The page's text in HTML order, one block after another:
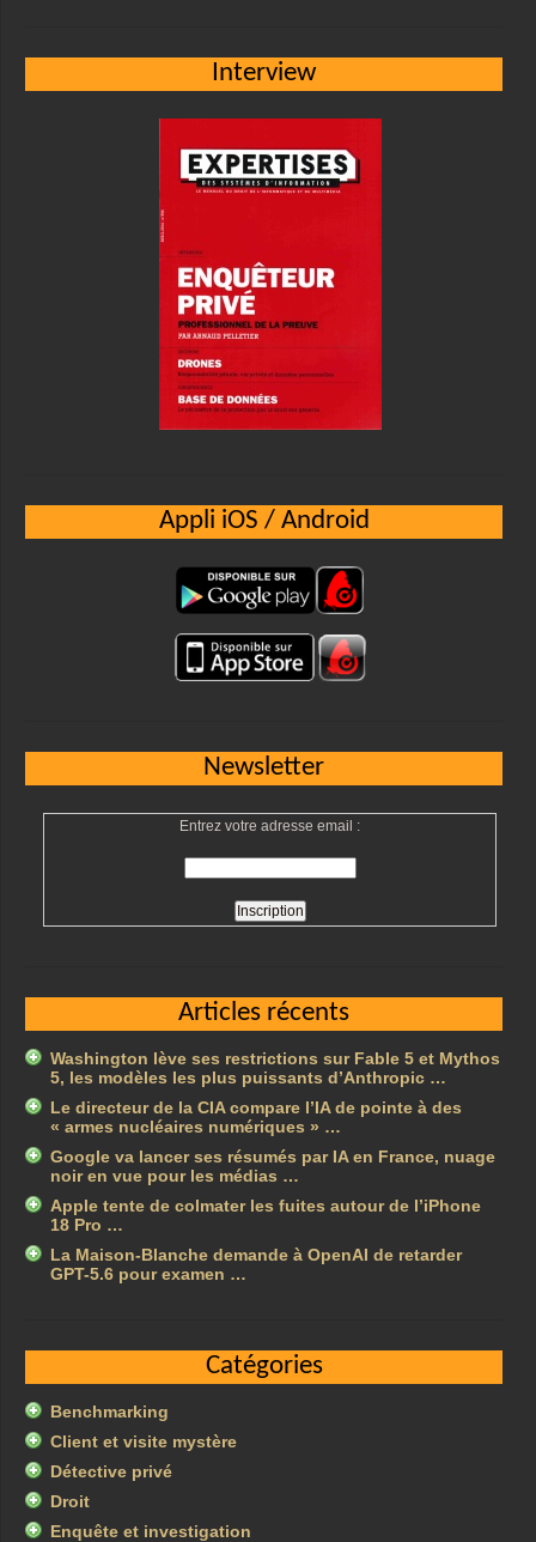
Interview
Appli iOS / Android
Newsletter
Entrez votre adresse email :
Articles récents
Washington lève ses restrictions sur Fable 5 et Mythos
5, les modèles les plus puissants d’Anthropic …
Le directeur de la CIA compare l’IA de pointe à des
« armes nucléaires numériques » …
Google va lancer ses résumés par IA en France, nuage
noir en vue pour les médias …
Apple tente de colmater les fuites autour de l’iPhone
18 Pro …
La Maison-Blanche demande à OpenAI de retarder
GPT-5.6 pour examen …
Catégories
Benchmarking
Client et visite mystère
Détective privé
Droit
Enquête et investigation